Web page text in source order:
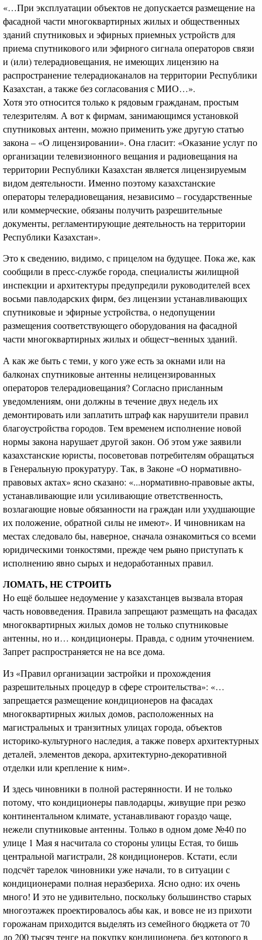
«…При эксплуатации объектов не допускается размещение на
фасадной части многоквартирных жилых и общественных
зданий спутниковых и эфирных приемных устройств для
приема спутникового или эфирного сигнала операторов связи
и (или) телерадиовещания, не имеющих лицензию на
распространение телерадиоканалов на территории Республики
Казахстан, а также без согласования с МИО…».
Хотя это относится только к рядовым гражданам, простым
телезрителям. А вот к фирмам, занимающимся установкой
спутниковых антенн, можно применить уже другую статью
закона – «О лицензировании». Она гласит: «Оказание услуг по
организации телевизионного вещания и радиовещания на
территории Республики Казахстан является лицензируемым
видом деятельности. Именно поэтому казахстанские
операторы телерадиовещания, независимо – государственные
или коммерческие, обязаны получить разрешительные
документы, регламентирующие деятельность на территории
Республики Казахстан».
Это к сведению, видимо, с прицелом на будущее. Пока же, как
сообщили в пресс-службе города, специалисты жилищной
инспекции и архитектуры предупредили руководителей всех
восьми павлодарских фирм, без лицензии устанавливающих
спутниковые и эфирные устройства, о недопущении
размещения соответствующего оборудования на фасадной
части многоквартирных жилых и общест¬венных зданий.
А как же быть с теми, у кого уже есть за окнами или на
балконах спутниковые антенны нелицензированных
операторов телерадиовещания? Согласно присланным
уведомлениям, они должны в течение двух недель их
демонтировать или заплатить штраф как нарушители правил
благоустройства городов. Тем временем исполнение новой
нормы закона нарушает другой закон. Об этом уже заявили
казахстанские юристы, посоветовав потребителям обращаться
в Генеральную прокуратуру. Так, в Законе «О нормативно-
правовых актах» ясно сказано: «...нормативно-правовые акты,
устанавливающие или усиливающие ответственность,
возлагающие новые обязанности на граждан или ухудшающие
их положение, обратной силы не имеют». И чиновникам на
местах следовало бы, наверное, сначала ознакомиться со всеми
юридическими тонкостями, прежде чем рьяно приступать к
исполнению явно сырых и недоработанных правил.
ЛОМАТЬ, НЕ СТРОИТЬ
Но ещё большее недоумение у казахстанцев вызвала вторая
часть нововведения. Правила запрещают размещать на фасадах
многоквартирных жилых домов не только спутниковые
антенны, но и… кондиционеры. Правда, с одним уточнением.
Запрет распространяется не на все дома.
Из «Правил организации застройки и прохождения
разрешительных процедур в сфере строительства»: «…
запрещается размещение кондиционеров на фасадах
многоквартирных жилых домов, расположенных на
магистральных и транзитных улицах города, объектов
историко-культурного наследия, а также поверх архитектурных
деталей, элементов декора, архитектурно-декоративной
отделки или крепление к ним».
И здесь чиновники в полной растерянности. И не только
потому, что кондиционеры павлодарцы, живущие при резко
континентальном климате, устанавливают гораздо чаще,
нежели спутниковые антенны. Только в одном доме №40 по
улице 1 Мая я насчитала со стороны улицы Естая, то бишь
центральной магистрали, 28 кондиционеров. Кстати, если
подсчёт тарелок чиновники уже начали, то в ситуации с
кондиционерами полная неразбериха. Ясно одно: их очень
много! И это не удивительно, поскольку большинство старых
многоэтажек проектировалось абы как, и вовсе не из прихоти
горожанам приходится выделять из семейного бюджета от 70
до 200 тысяч тенге на покупку кондиционера, без которого в